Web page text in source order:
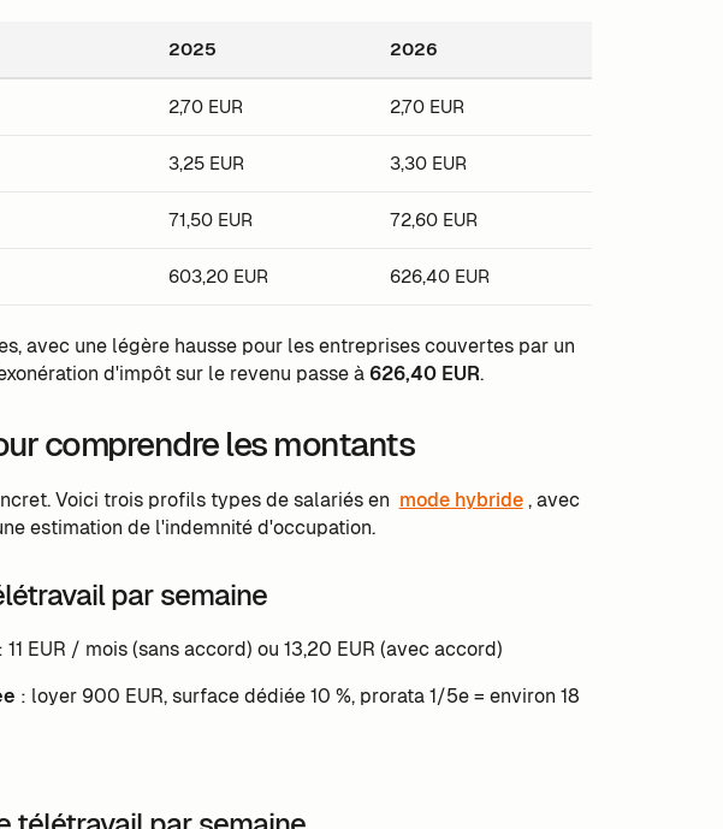
2025 2026
2,70 EUR 2,70 EUR
3,25 EUR 3,30 EUR
71,50 EUR 72,60 EUR
603,20 EUR 626,40 EUR
avec une légère hausse pour les entreprises couvertes par un
d'impôt sur le revenu passe à 626,40 EUR.
comprendre les montants
Voici trois profils types de salariés en mode hybride , avec
estimation de l'indemnité d'occupation.
par semaine
: 11 EUR / mois (sans accord) ou 13,20 EUR (avec accord)
: loyer 900 EUR, surface dédiée 10 %, prorata 1/5e = environ 18